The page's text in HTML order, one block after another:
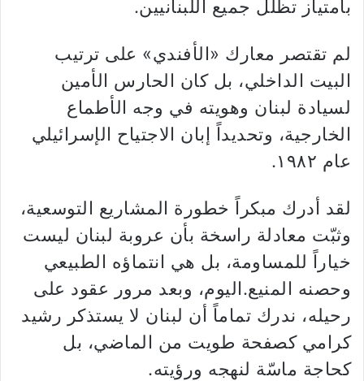
بامتياز تظلل جميع اللبنانيين.
لم تقتصر معارك «الأفندي» على ترتيب
البيت الداخلي، بل كان الحارس الأمين
لسيادة لبنان وهويته في وجه الأطماع
الخارجية، وتحديداً إبان الاجتياح الإسرائيلي
عام ١٩٨٢.
لقد أدرك مبكراً خطورة المشاريع التوسعية،
وثبّت معادلة راسخة بأن عروبة لبنان ليست
خياراً للمساومة، بل هي انتماؤه الطبيعي
وحصنه المنيع.اليوم، وبعد مرور عقود على
رحيله، ندرك تماماً أن لبنان لا يستذكر رشيد
كرامي كصفحة طويت من الماضي، بل
كحاجة ماسّة لنهجه ورؤيته.